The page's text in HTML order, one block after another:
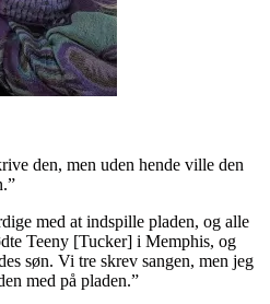
den, men uden hende ville den
med at indspille pladen, og alle
Teeny [Tucker] i Memphis, og
søn. Vi tre skrev sangen, men jeg
med på pladen.”